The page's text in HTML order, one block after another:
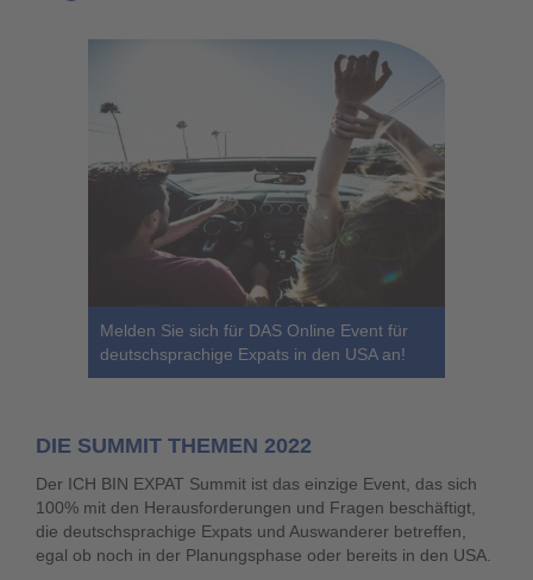
Melden Sie sich für DAS Online Event für
deutschsprachige Expats in den USA an!
DIE SUMMIT THEMEN 2022
Der ICH BIN EXPAT Summit ist das einzige Event, das sich
100% mit den Herausforderungen und Fragen beschäftigt,
die deutschsprachige Expats und Auswanderer betreffen,
egal ob noch in der Planungsphase oder bereits in den USA.